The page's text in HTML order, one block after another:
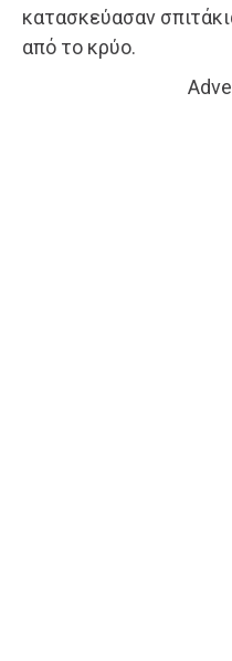
κατασκεύασαν
από το κρύο.